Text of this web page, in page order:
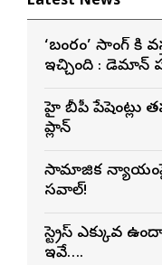
‘బంగారం’ సాంగ్
ఇచ్చింది : డెమాన్
హై బీపీ పేషెంట్లు
ప్లాన్
సామాజిక న్యాయంపై
సవాల్!
స్ట్రెస్ ఎక్కువగా
ఇవే….